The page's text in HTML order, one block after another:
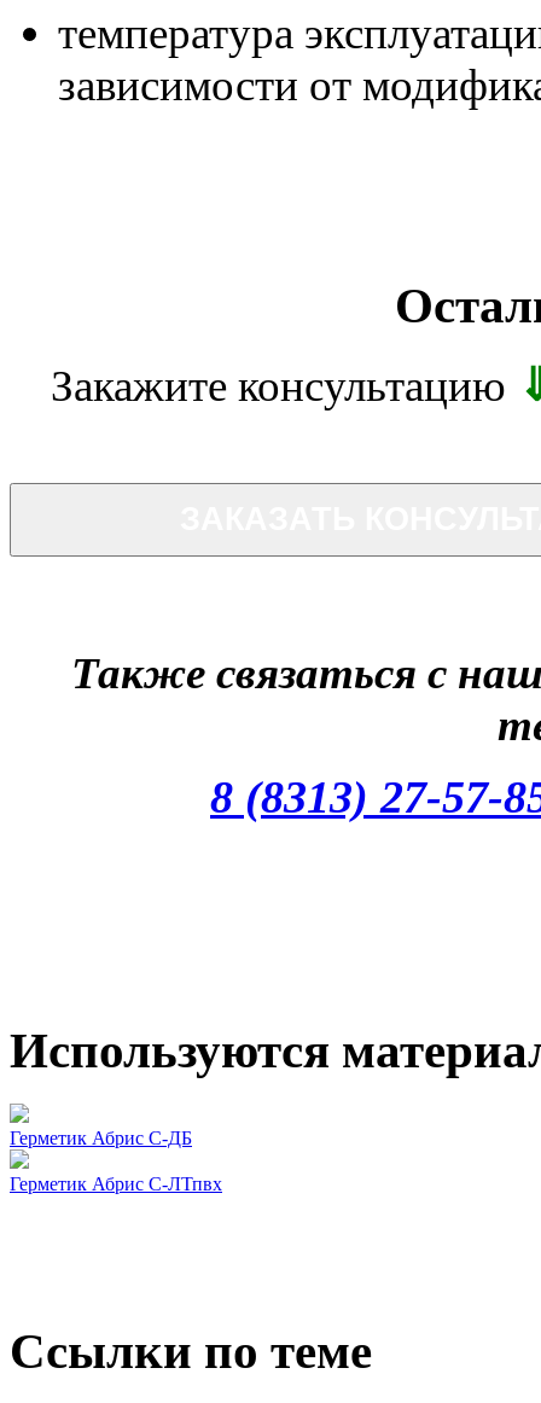
температура
зависимости от
Закажите консультацию
Также связаться с
8 (8313) 27-57-
Используются
Герметик Абрис С-ДБ
Герметик Абрис С-ЛТпвх
Ссылки по теме